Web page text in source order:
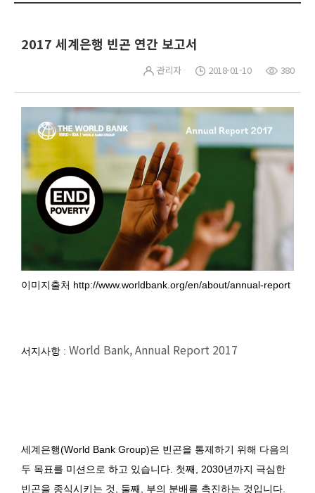
2017 세계은행 빈곤 연간 보고서
관리자 2018-01-10 380
이미지출처 http://www.worldbank.org/en/about/annual-report
서지사항 : World Bank, Annual Report 2017
세계은행(World Bank Group)은 빈곤을 통제하기 위해 다음의
두 목표를 미션으로 하고 있습니다. 첫째, 2030년까지 극심한
빈곤을 종식시키는 것, 둘째, 부의 분배를 촉진하는 것입니다.